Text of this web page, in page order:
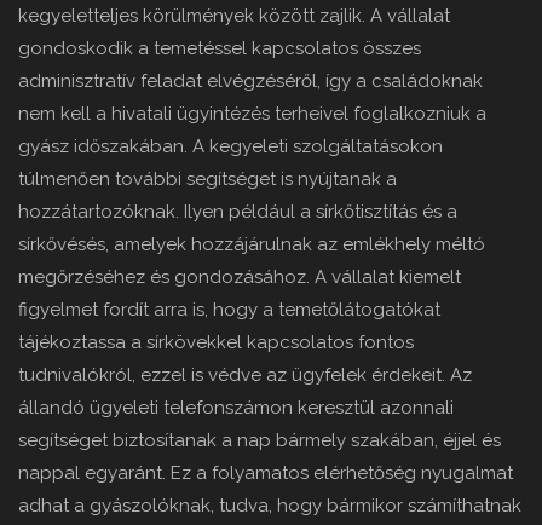
kegyeletteljes körülmények között zajlik. A vállalat
gondoskodik a temetéssel kapcsolatos összes
adminisztratív feladat elvégzéséről, így a családoknak
nem kell a hivatali ügyintézés terheivel foglalkozniuk a
gyász időszakában. A kegyeleti szolgáltatásokon
túlmenően további segítséget is nyújtanak a
hozzátartozóknak. Ilyen például a sírkőtisztítás és a
sírkővésés, amelyek hozzájárulnak az emlékhely méltó
megőrzéséhez és gondozásához. A vállalat kiemelt
figyelmet fordít arra is, hogy a temetőlátogatókat
tájékoztassa a sírkövekkel kapcsolatos fontos
tudnivalókról, ezzel is védve az ügyfelek érdekeit. Az
állandó ügyeleti telefonszámon keresztül azonnali
segítséget biztosítanak a nap bármely szakában, éjjel és
nappal egyaránt. Ez a folyamatos elérhetőség nyugalmat
adhat a gyászolóknak, tudva, hogy bármikor számíthatnak